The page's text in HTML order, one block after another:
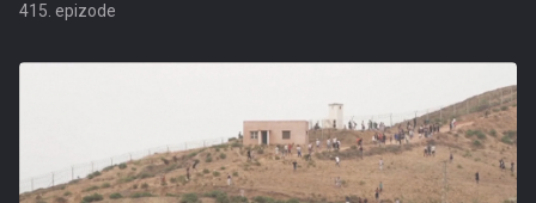
415. epizode